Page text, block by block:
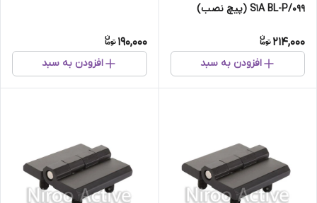
۰۹۹/S۱A BL-P (پیچ نصب)
214,000
افزودن به سبد
190,000
افزودن به سبد